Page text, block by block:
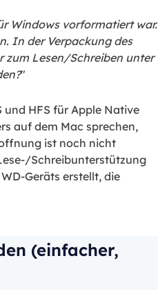
Windows vorformatiert war.
In der Verpackung des
zum Lesen/Schreiben unter
"
und HFS für Apple Native
auf dem Mac sprechen,
ist noch nicht
Schreibunterstützung
Geräts erstellt, die
(einfacher,